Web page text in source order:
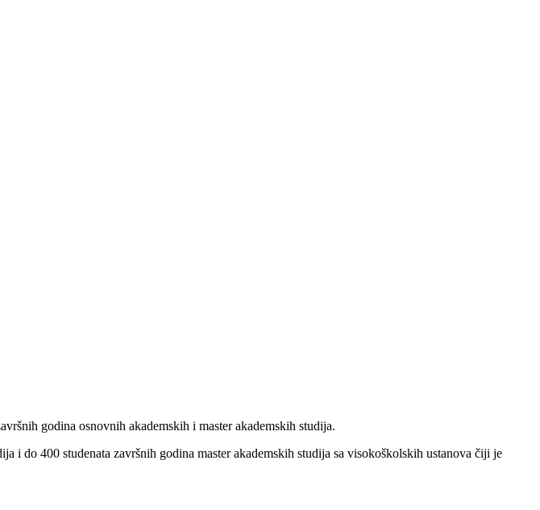
godina osnovnih akademskih i master akademskih studija.
i do 400 studenata završnih godina master akademskih studija sa visokoškolskih ustanova čiji je